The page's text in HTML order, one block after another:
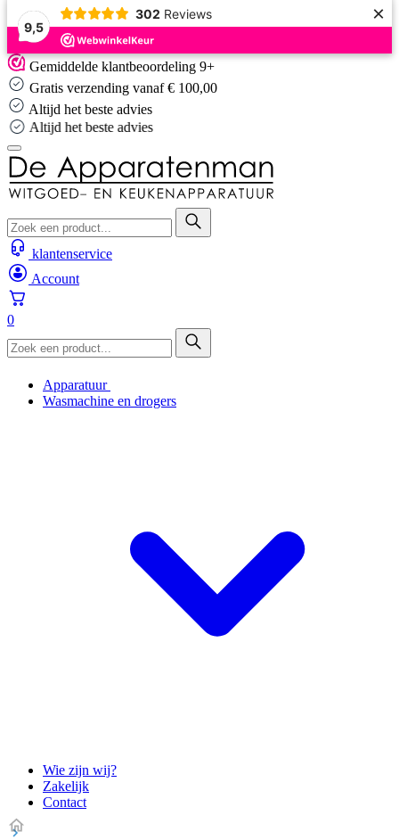
9,5
302 Reviews ×
Skip
to
content
Gemiddelde klantbeoordeling 9+
Gratis verzending vanaf € 100,00
Altijd het beste advies
Altijd het beste advies
klantenservice
Account
0
Apparatuur
Wasmachine en drogers
Wie zijn wij?
Zakelijk
Contact